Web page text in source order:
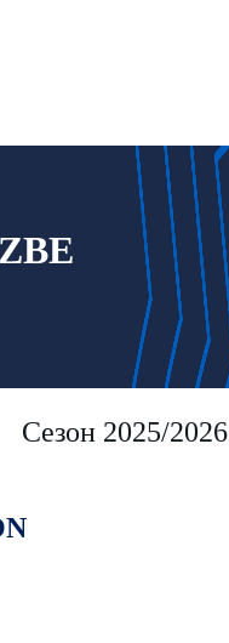
Сезон 2025/2026